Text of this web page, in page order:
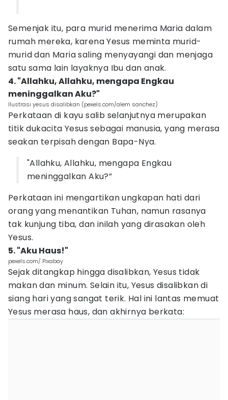
Semenjak itu, para murid menerima Maria dalam
rumah mereka, karena Yesus meminta murid-
murid dan Maria saling menyayangi dan menjaga
satu sama lain layaknya Ibu dan anak.
4. "Allahku, Allahku, mengapa Engkau
meninggalkan Aku?"
Ilustrasi yesus disalibkan (pexels.com/alem sanchez)
Perkataan di kayu salib selanjutnya merupakan
titik dukacita Yesus sebagai manusia, yang merasa
seakan terpisah dengan Bapa-Nya.
"Allahku, Allahku, mengapa Engkau
meninggalkan Aku?”
Perkataan ini mengartikan ungkapan hati dari
orang yang menantikan Tuhan, namun rasanya
tak kunjung tiba, dan inilah yang dirasakan oleh
Yesus.
5. "Aku Haus!"
pexels.com/ Pixabay
Sejak ditangkap hingga disalibkan, Yesus tidak
makan dan minum. Selain itu, Yesus disalibkan di
siang hari yang sangat terik. Hal ini lantas memuat
Yesus merasa haus, dan akhirnya berkata: